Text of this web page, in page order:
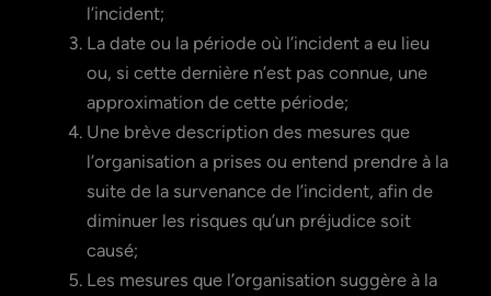
l’incident;
La date ou la période où l’incident a eu lieu
ou, si cette dernière n’est pas connue, une
approximation de cette période;
Une brève description des mesures que
l’organisation a prises ou entend prendre à la
suite de la survenance de l’incident, afin de
diminuer les risques qu’un préjudice soit
causé;
Les mesures que l’organisation suggère à la